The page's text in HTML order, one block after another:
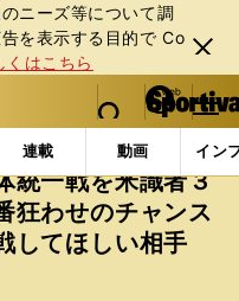
ニーズ等について調
を表⽰する⽬的で Co
くはこちら
閉じ
る
web Sportiva (webスポルティーバ)
検索
マイペ
ー
ジ
メニュ
連載 動画 イン
技 ボクシング 井上
統一戦を米識者３
わせのチャンス
てほしい相手